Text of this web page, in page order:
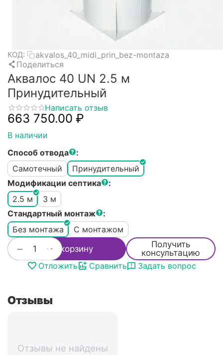
КОД:
akvalos_40_midi_prin_bez-montaza
Поделиться
Аквалос 40 UN 2.5 м
Принудительный
Написать отзыв
663 750.00 ₽
В наличии
Способ отвода
:
Самотечный
Принудительный
Модификации септика
:
2.5 м
3 м
Стандартный монтаж
:
Без монтажа
С монтажом
+
− В корзину
Получить
консультацию
Отложить
Сравнить Задать вопрос
Отзывы
Отзывы не найдены